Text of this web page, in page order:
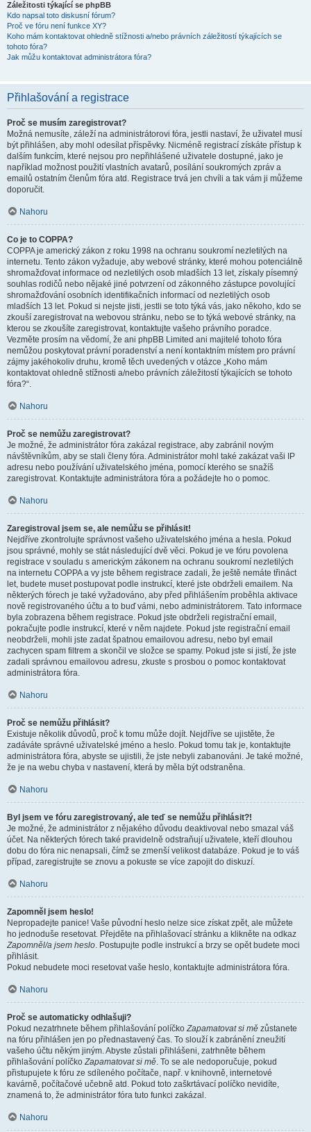
Záležitosti týkající se phpBB
Kdo napsal toto diskusní fórum?
Proč ve fóru není funkce XY?
Koho mám kontaktovat ohledně stížnosti a/nebo právních záležitostí týkajících se
tohoto fóra?
Jak můžu kontaktovat administrátora fóra?
Přihlašování a registrace
Proč se musím zaregistrovat?
Možná nemusíte, záleží na administrátorovi fóra, jestli nastaví, že uživatel musí
být přihlášen, aby mohl odesílat příspěvky. Nicméně registrací získáte přístup k
dalším funkcím, které nejsou pro nepřihlášené uživatele dostupné, jako je
například možnost použití vlastních avatarů, posílání soukromých zpráv a
emailů ostatním členům fóra atd. Registrace trvá jen chvíli a tak vám ji můžeme
doporučit.
Nahoru
Co je to COPPA?
COPPA je americký zákon z roku 1998 na ochranu soukromí nezletilých na
internetu. Tento zákon vyžaduje, aby webové stránky, které mohou potenciálně
shromažďovat informace od nezletilých osob mladších 13 let, získaly písemný
souhlas rodičů nebo nějaké jiné potvrzení od zákonného zástupce povolující
shromažďování osobních identifikačních informací od nezletilých osob
mladších 13 let. Pokud si nejste jisti, jestli se toto týká vás, jako někoho, kdo se
zkouší zaregistrovat na webovou stránku, nebo se to týká webové stránky, na
kterou se zkoušíte zaregistrovat, kontaktujte vašeho právního poradce.
Vezměte prosím na vědomí, že ani phpBB Limited ani majitelé tohoto fóra
nemůžou poskytovat právní poradenství a není kontaktním místem pro právní
zájmy jakéhokoliv druhu, kromě těch uvedených v otázce „Koho mám
kontaktovat ohledně stížnosti a/nebo právních záležitostí týkajících se tohoto
fóra?“.
Nahoru
Proč se nemůžu zaregistrovat?
Je možné, že administrátor fóra zakázal registrace, aby zabránil novým
návštěvníkům, aby se stali členy fóra. Administrátor mohl také zakázat vaši IP
adresu nebo používání uživatelského jména, pomocí kterého se snažíš
zaregistrovat. Kontaktujte administrátora fóra a požádejte ho o pomoc.
Nahoru
Zaregistroval jsem se, ale nemůžu se přihlásit!
Nejdříve zkontrolujte správnost vašeho uživatelského jména a hesla. Pokud
jsou správné, mohly se stát následující dvě věci. Pokud je ve fóru povolena
registrace v souladu s americkým zákonem na ochranu soukromí nezletilých
na internetu COPPA a vy jste během registrace zadali, že ještě nemáte třináct
let, budete muset postupovat podle instrukcí, které jste obdrželi emailem. Na
některých fórech je také vyžadováno, aby před přihlášením proběhla aktivace
nově registrovaného účtu a to buď vámi, nebo administrátorem. Tato informace
byla zobrazena během registrace. Pokud jste obdrželi registrační email,
pokračujte podle instrukcí, které v něm najdete. Pokud jste registrační email
neobdrželi, mohli jste zadat špatnou emailovou adresu, nebo byl email
zachycen spam filtrem a skončil ve složce se spamy. Pokud jste si jistí, že jste
zadali správnou emailovou adresu, zkuste s prosbou o pomoc kontaktovat
administrátora fóra.
Nahoru
Proč se nemůžu přihlásit?
Existuje několik důvodů, proč k tomu může dojít. Nejdříve se ujistěte, že
zadáváte správné uživatelské jméno a heslo. Pokud tomu tak je, kontaktujte
administrátora fóra, abyste se ujistili, že jste nebyli zabanováni. Je také možné,
že je na webu chyba v nastavení, která by měla být odstraněna.
Nahoru
Byl jsem ve fóru zaregistrovaný, ale teď se nemůžu přihlásit?!
Je možné, že administrátor z nějakého důvodu deaktivoval nebo smazal váš
účet. Na některých fórech také pravidelně odstraňují uživatele, kteří dlouhou
dobu do fóra nic nenapsali, čímž se zmenší velikost databáze. Pokud je to váš
případ, zaregistrujte se znovu a pokuste se více zapojit do diskuzí.
Nahoru
Zapomněl jsem heslo!
Nepropadejte panice! Vaše původní heslo nelze sice získat zpět, ale můžete
ho jednoduše resetovat. Přejděte na přihlašovací stránku a klikněte na odkaz
Zapomněl/a jsem heslo. Postupujte podle instrukcí a brzy se opět budete moci
přihlásit.
Pokud nebudete moci resetovat vaše heslo, kontaktujte administrátora fóra.
Nahoru
Proč se automaticky odhlašuji?
Pokud nezatrhnete během přihlašování políčkoZapamatovat si mě zůstanete
na fóru přihlášen jen po přednastavený čas. To slouží k zabránění zneužití
vašeho účtu někým jiným. Abyste zůstali přihlášeni, zatrhněte během
přihlašování políčkoZapamatovat si mě. To se ale nedoporučuje, pokud
přistupujete k fóru ze sdíleného počítače, např. v knihovně, internetové
kavárně, počítačové učebně atd. Pokud toto zaškrtávací políčko nevidíte,
znamená to, že administrátor fóra tuto funkci zakázal.
Nahoru